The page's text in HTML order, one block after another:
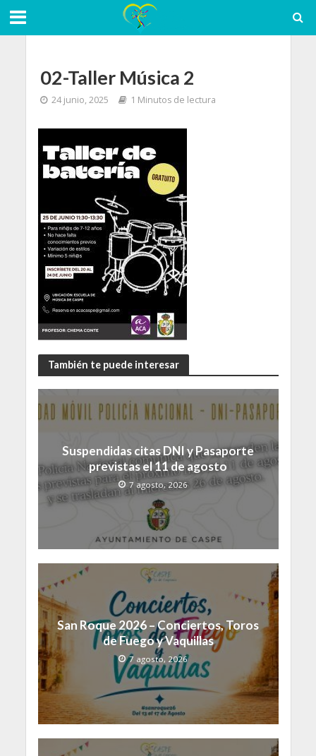
02-Taller Música 2
24 junio, 2025 1 Minutos de lectura
También te puede interesar
Suspendidas citas DNI y Pasaporte
previstas el 11 de agosto
7 agosto, 2026
San Roque 2026 – Conciertos, Toros
de Fuego y Vaquillas
7 agosto, 2026